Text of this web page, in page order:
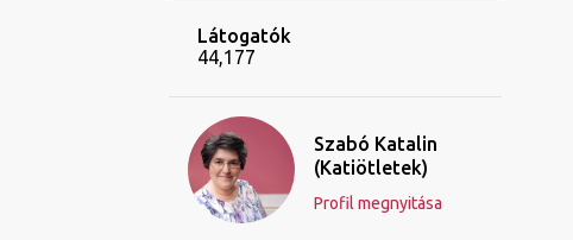
Látogatók
44,177
Szabó Katalin
(Katiötletek)
Profil megnyitása